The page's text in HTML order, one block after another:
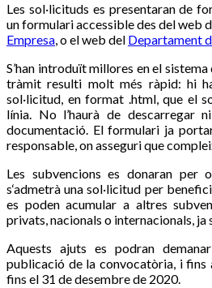
Les sol·licituds es presentaran de
un formulari accessible des del web
Empresa, o el web del Departament
S’han introduït millores en el
tràmit resulti molt més ràpid: hi
sol·licitud, en format .html, que el
línia. No l’haurà de descarregar
documentació. El formulari ja
responsable, on asseguri que
Les subvencions es donaran per
s‘admetrà una sol·licitud per
es poden acumular a altres
privats, nacionals o internacionals, ja
Aquests ajuts es podran
publicació de la convocatòria, i fins
fins el 31 de desembre de 2020.